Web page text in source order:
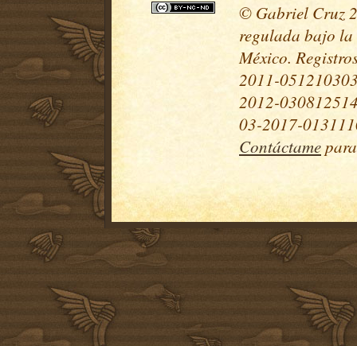
© Gabriel Cruz
regulada bajo la
México.
2011-
2012-
03-2017-
Contáctame